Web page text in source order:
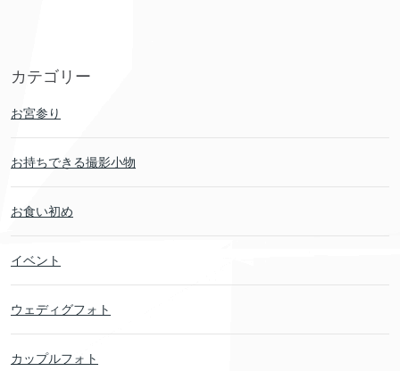
カテゴリー
お宮参り
お持ちできる撮影小物
お食い初め
イベント
ウェディグフォト
カップルフォト